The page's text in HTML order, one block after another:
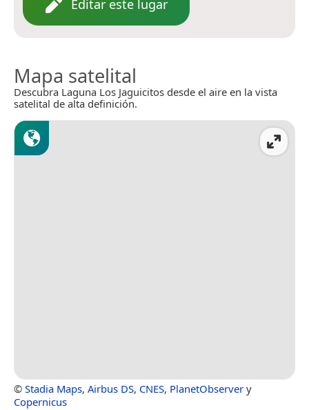
Editar este lugar
Mapa satelital
Descubra Laguna Los Jaguicitos desde el aire en la vista
satelital de alta definición.
© Stadia Maps, Airbus DS, CNES, PlanetObserver y
Copernicus